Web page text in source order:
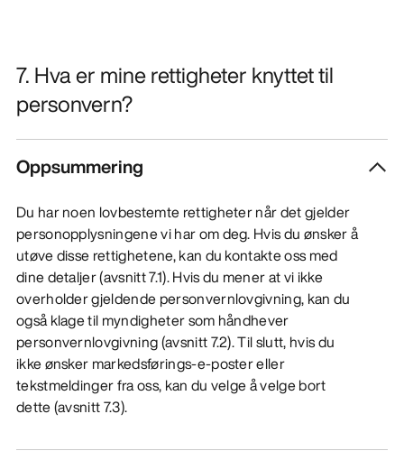
7. Hva er mine rettigheter knyttet til
personvern?
Oppsummering
Du har noen lovbestemte rettigheter når det gjelder
personopplysningene vi har om deg. Hvis du ønsker å
utøve disse rettighetene, kan du kontakte oss med
dine detaljer (avsnitt 7.1). Hvis du mener at vi ikke
overholder gjeldende personvernlovgivning, kan du
også klage til myndigheter som håndhever
personvernlovgivning (avsnitt 7.2). Til slutt, hvis du
ikke ønsker markedsførings-e-poster eller
tekstmeldinger fra oss, kan du velge å velge bort
dette (avsnitt 7.3).